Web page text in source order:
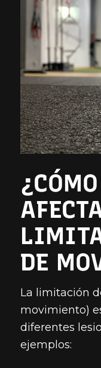
DE
La limitación
movimiento)
diferentes
ejemplos: